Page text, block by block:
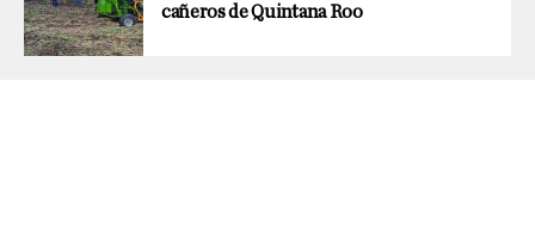
cañeros de Quintana Roo